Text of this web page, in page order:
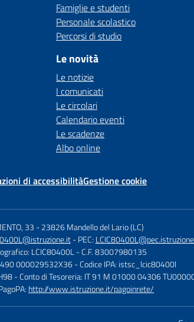
Famiglie e studenti
Personale scolastico
Percorsi di studio
Le novità
Le notizie
I comunicati
Le circolari
Calendario eventi
Le scadenze
Albo online
di accessibilitàGestione cookie
33 -23826 Mandello del Lario (LC)
- PEC:
LCIC80400L - C.F. 83007980135
000029532X36- Codice IPA: istsc_lcic80400l
- Conto di Tesoreria: IT 91 M 01000 04306
http://www.istruzione.it/pagoinrete/